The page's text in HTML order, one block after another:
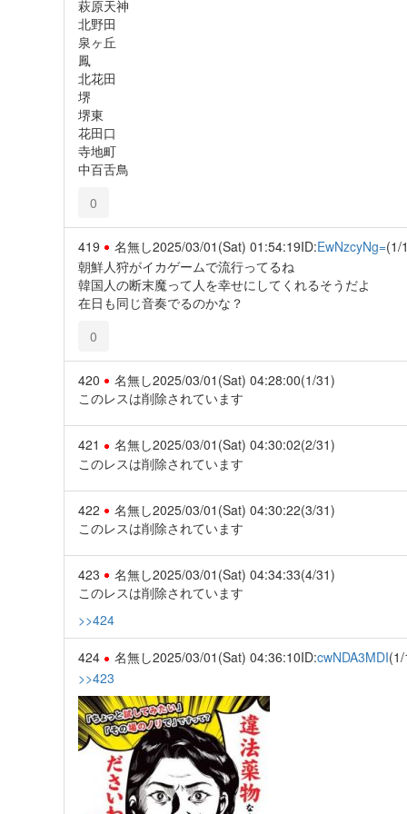
萩原天神
北野田
泉ヶ丘
鳳
北花田
堺
堺東
花田口
寺地町
中百舌鳥
0
419 名無し2025/03/01(Sat) 01:54:19ID:EwNzcyNg=(1/
朝鮮人狩がイカゲームで流行ってるね
韓国人の断末魔って人を幸せにしてくれるそうだよ
在日も同じ音奏でるのかな？
0
420 名無し2025/03/01(Sat) 04:28:00(1/31)
このレスは削除されています
421 名無し2025/03/01(Sat) 04:30:02(2/31)
このレスは削除されています
422 名無し2025/03/01(Sat) 04:30:22(3/31)
このレスは削除されています
423 名無し2025/03/01(Sat) 04:34:33(4/31)
このレスは削除されています
>>424
424 名無し2025/03/01(Sat) 04:36:10ID:cwNDA3MDI
>>423